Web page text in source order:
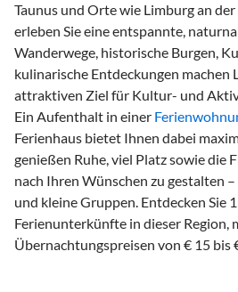
Taunus und Orte wie Limburg an
erleben Sie eine entspannte,
Wanderwege, historische Burgen,
kulinarische Entdeckungen machen
attraktiven Ziel für Kultur- und
Ein Aufenthalt in einer
Ferienhaus bietet Ihnen dabei
genießen Ruhe, viel Platz sowie die
nach Ihren Wünschen zu gestalten
und kleine Gruppen. Entdecken Sie
Ferienunterkünfte in dieser Region,
Übernachtungspreisen von € 15 bis